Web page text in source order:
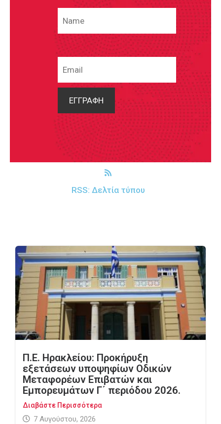
RSS: Δελτία τύπου
Π.Ε. Ηρακλείου: Προκήρυξη
εξετάσεων υποψηφίων Οδικών
Μεταφορέων Επιβατών και
Εμπορευμάτων Γ΄ περιόδου 2026.
Διαβάστε Περισσότερα
7 Αυγούστου, 2026